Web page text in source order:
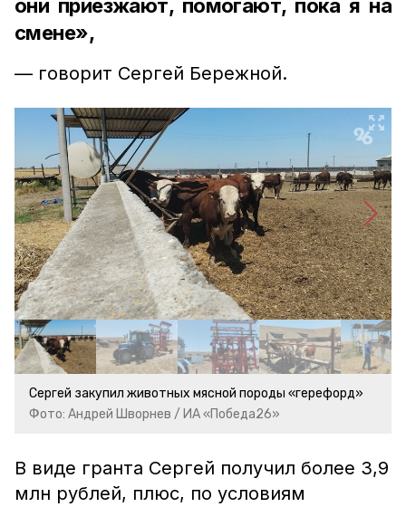
они приезжают, помогают, пока я на
смене»,
— говорит Сергей Бережной.
Сергей закупил животных мясной породы «герефорд»
Фото: Андрей Шворнев / ИА «Победа26»
В виде гранта Сергей получил более 3,9
млн рублей, плюс, по условиям